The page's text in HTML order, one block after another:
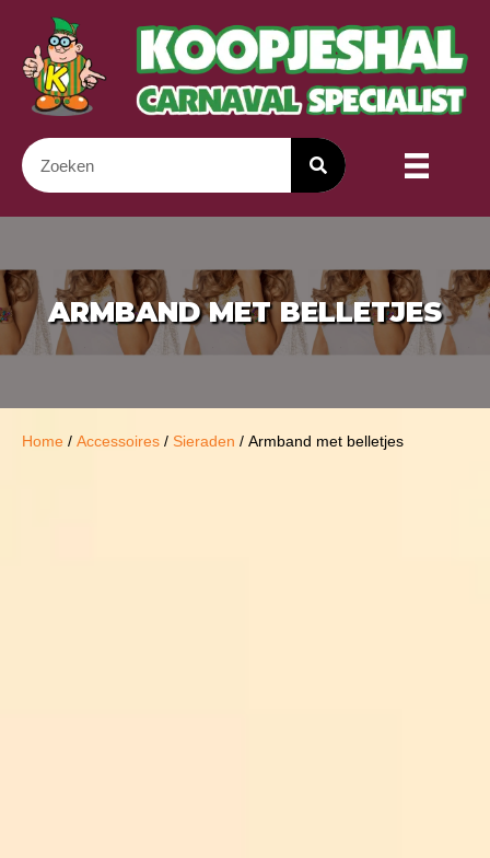
ARMBAND MET BELLETJES
Home / Accessoires / Sieraden / Armband met belletjes